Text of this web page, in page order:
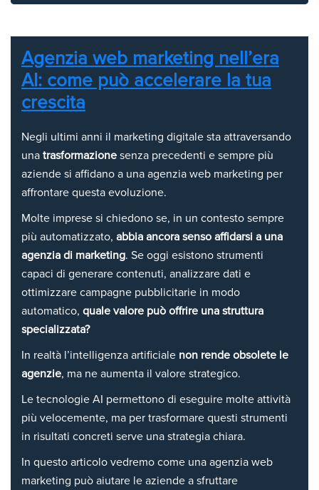
Agenzia web marketing nell’era
AI: come può accelerare la tua
crescita
Negli ultimi anni il marketing digitale sta attraversando
una trasformazione senza precedenti e sempre più
aziende si affidano a una agenzia web marketing per
affrontare questa evoluzione.
Molte imprese si chiedono se, in un contesto sempre
più automatizzato, abbia ancora senso affidarsi a una
agenzia di marketing. Se oggi esistono strumenti
capaci di generare contenuti, analizzare dati e
ottimizzare campagne pubblicitarie in modo
automatico, quale valore può offrire una struttura
specializzata?
In realtà l’intelligenza artificiale non rende obsolete le
agenzie, ma ne aumenta il valore strategico.
Le tecnologie AI permettono di eseguire molte attività
più velocemente, ma per trasformare questi strumenti
in risultati concreti serve una strategia chiara.
In questo articolo vedremo come una agenzia web
marketing può aiutare le aziende a sfruttare